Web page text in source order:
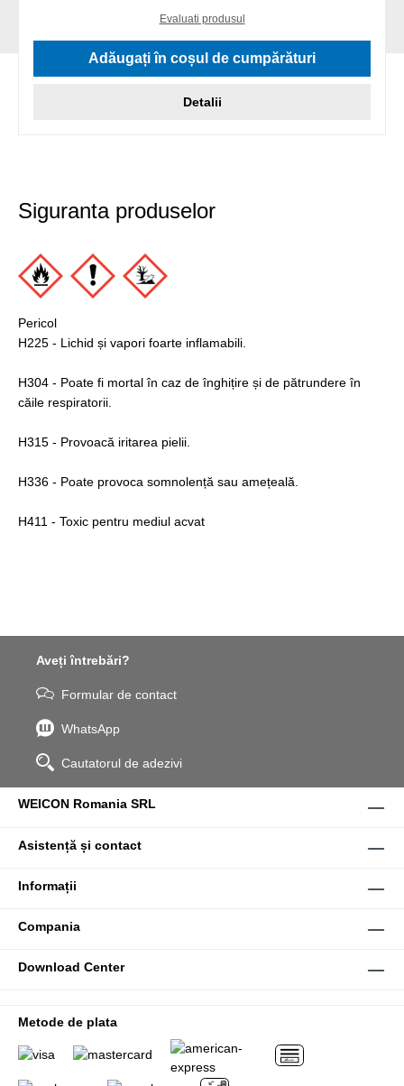
Evaluati produsul
Adăugați în coșul de cumpărături
Detalii
Siguranta produselor
Pericol
H225 - Lichid și vapori foarte inflamabili.
H304 - Poate fi mortal în caz de înghițire și de pătrundere în
căile respiratorii.
H315 - Provoacă iritarea pielii.
H336 - Poate provoca somnolență sau amețeală.
H411 - Toxic pentru mediul acvat
Aveți întrebări?
Formular de contact
WhatsApp
Cautatorul de adezivi
WEICON Romania SRL
Asistență și contact
Informații
Compania
Download Center
Metode de plata